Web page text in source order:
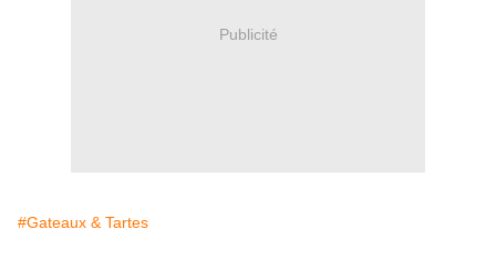
Publicité
#Gateaux & Tartes